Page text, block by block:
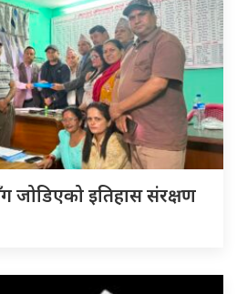
जोडिएको इतिहास संरक्षण